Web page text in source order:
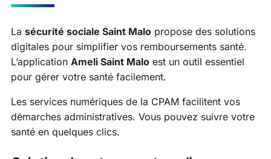
La sécurité sociale Saint Malo propose des solutions
digitales pour simplifier vos remboursements santé.
L’application Ameli Saint Malo est un outil essentiel
pour gérer votre santé facilement.
Les services numériques de la CPAM facilitent vos
démarches administratives. Vous pouvez suivre votre
santé en quelques clics.